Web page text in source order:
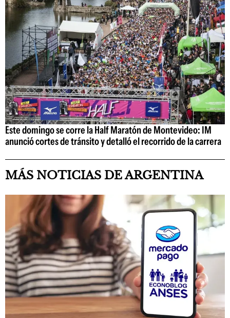
Este domingo se corre la Half Maratón de Montevideo: IM
anunció cortes de tránsito y detalló el recorrido de la carrera
MÁS NOTICIAS DE ARGENTINA